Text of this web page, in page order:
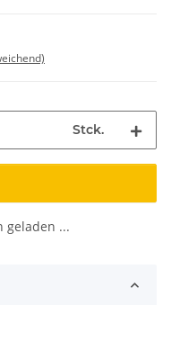
Stck.
geladen ...